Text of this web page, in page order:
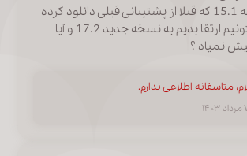
آیا از نسخه 15.1 که قبلا از پشتیبانی قبلی دانلود کرده
بودیم میتونیم ارتقا بدیم به نسخه جدید 17.2 و آیا
نمیاد ؟
متاسفانه اطلاعی ندارم.